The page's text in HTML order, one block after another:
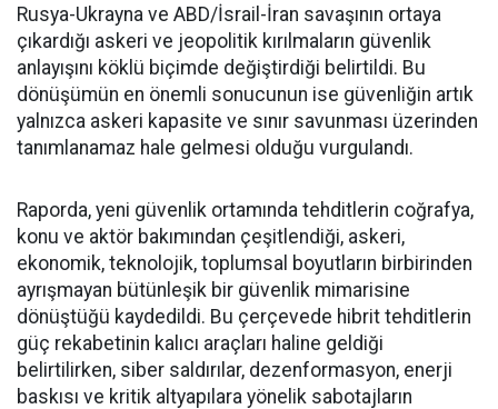
Rusya-Ukrayna ve ABD/İsrail-İran savaşının ortaya
çıkardığı askeri ve jeopolitik kırılmaların güvenlik
anlayışını köklü biçimde değiştirdiği belirtildi. Bu
dönüşümün en önemli sonucunun ise güvenliğin artık
yalnızca askeri kapasite ve sınır savunması üzerinden
tanımlanamaz hale gelmesi olduğu vurgulandı.
Raporda, yeni güvenlik ortamında tehditlerin coğrafya,
konu ve aktör bakımından çeşitlendiği, askeri,
ekonomik, teknolojik, toplumsal boyutların birbirinden
ayrışmayan bütünleşik bir güvenlik mimarisine
dönüştüğü kaydedildi. Bu çerçevede hibrit tehditlerin
güç rekabetinin kalıcı araçları haline geldiği
belirtilirken, siber saldırılar, dezenformasyon, enerji
baskısı ve kritik altyapılara yönelik sabotajların